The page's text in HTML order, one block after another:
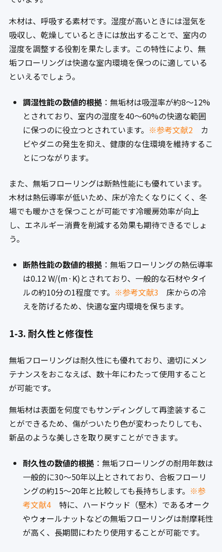
木材は、呼吸する素材です。湿度が高いときには湿気を
吸収し、乾燥しているときには放出することで、室内の
湿度を調整する役割を果たします。この特性により、無
垢フローリングは快適な室内環境を保つのに適している
といえるでしょう。
調湿性能の数値的根拠：無垢材は吸湿率が約8〜12%
とされており、室内の湿度を40〜60%の快適な範囲
に保つのに役立つとされています。 ※参考文献2カ
ビやダニの発生を抑え、健康的な住環境を維持するこ
とにつながります。
また、無垢フローリングは断熱性能にも優れています。
木材は熱伝導率が低いため、床が冷たくなりにくく、冬
場でも暖かさを保つことが可能です冷暖房効率が向上
し、エネルギー消費を削減する効果も期待できるでしょ
う。
断熱性能の数値的根拠：無垢フローリングの熱伝導率
は0.12 W/(m·K)とされており、一般的な石材やタイ
ルの約10分の1程度です。 ※参考文献3 床からの冷
えを防げるため、快適な室内環境を保ちます。
1-3. 耐久性と修復性
無垢フローリングは耐久性にも優れており、適切にメン
テナンスをおこなえば、数十年にわたって使用すること
が可能です。
無垢材は表面を何度でもサンディングして再塗装するこ
とができるため、傷がついたり色が変わったりしても、
新品のような美しさを取り戻すことができます。
耐久性の数値的根拠：無垢フローリングの耐用年数は
一般的に30〜50年以上とされており、合板フローリ
ングの約15〜20年と比較しても長持ちします。 ※参
考文献4特に、ハードウッド（堅木）であるオーク
やウォールナットなどの無垢フローリングは耐摩耗性
が高く、長期間にわたり使用することが可能です。